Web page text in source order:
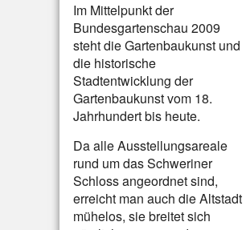
Im Mittelpunkt der
Bundesgartenschau 2009
steht die Gartenbaukunst und
die historische
Stadtentwicklung der
Gartenbaukunst vom 18.
Jahrhundert bis heute.
Da alle Ausstellungsareale
rund um das Schweriner
Schloss angeordnet sind,
erreicht man auch die Altstadt
mühelos, sie breitet sich